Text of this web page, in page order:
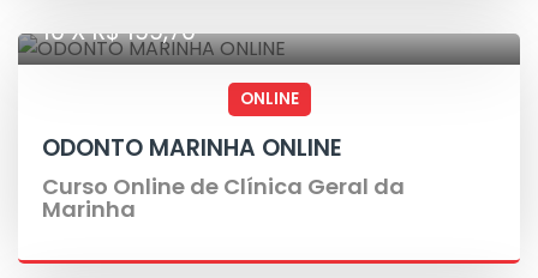
10 X R$ 199,70
ONLINE
ODONTO MARINHA ONLINE
Curso Online de Clínica Geral da
Marinha